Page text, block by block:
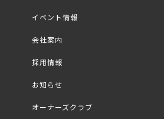
イベント情報
会社案内
採用情報
お知らせ
オーナーズクラブ